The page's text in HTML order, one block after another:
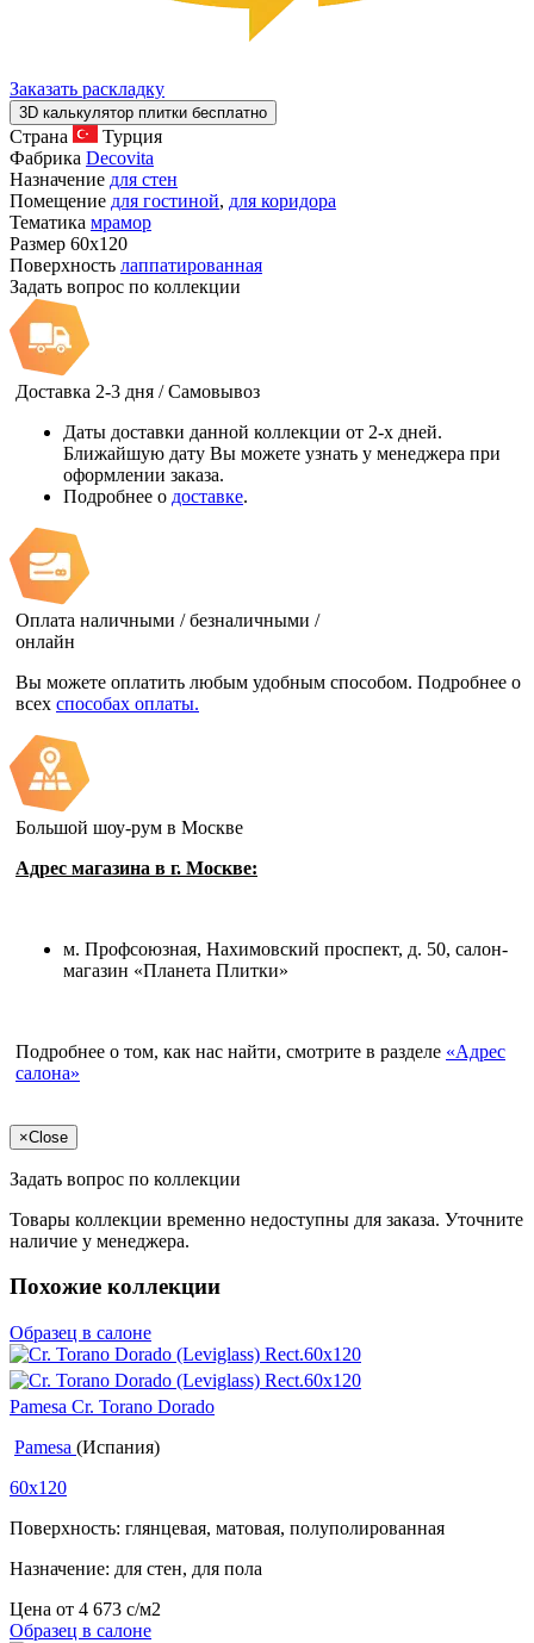
Заказать раскладку
3D калькулятор плитки бесплатно
Страна
Турция
Фабрика Decovita
Назначение для стен
Помещение для гостиной, для коридора
Тематика мрамор
Размер 60x120
Поверхность лаппатированная
Задать вопрос по коллекции
Доставка 2-3 дня / Самовывоз
Даты доставки данной коллекции от 2-х дней.
Ближайшую дату Вы можете узнать у менеджера при
оформлении заказа.
Подробнее о доставке.
Оплата наличными / безналичными /
онлайн
Вы можете оплатить любым удобным способом. Подробнее о
всех способах оплаты.
Большой шоу-рум в Москве
Адрес магазина в г. Москве:
м. Профсоюзная, Нахимовский проспект, д. 50, салон-
магазин «Планета Плитки»
Подробнее о том, как нас найти, смотрите в разделе «Адрес
салона»
×Close
Задать вопрос по коллекции
Товары коллекции временно недоступны для заказа. Уточните
наличие у менеджера.
Похожие коллекции
Образец в салоне
Pamesa Cr. Torano Dorado
Pamesa (Испания)
60x120
Поверхность: глянцевая, матовая, полуполированная
Назначение: для стен, для пола
Цена от 4 673 c/м2
Образец в салоне